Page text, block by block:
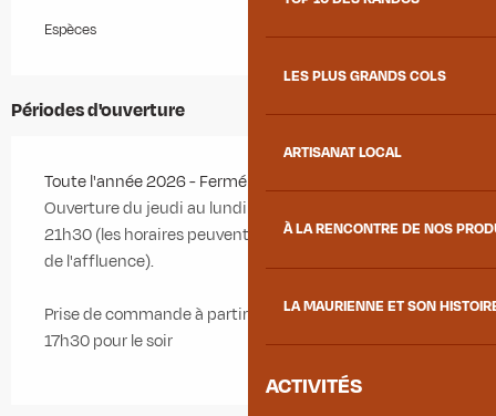
LES PLUS GRANDS COLS
ARTISANAT LOCAL
À LA RENCONTRE DE NOS
LA MAURIENNE ET SON
ACTIVITÉS
Espèces
Périodes d'ouverture
Toute l'année 2026 - Fermé le mardi, le mercredi
Ouverture du jeudi au lundi de 12h à 13h30 et de 19h à
21h30 (les horaires peuvent être modifiés en fonction
de l'affluence).
Prise de commande à partir de 11h pour le midi et
17h30 pour le soir